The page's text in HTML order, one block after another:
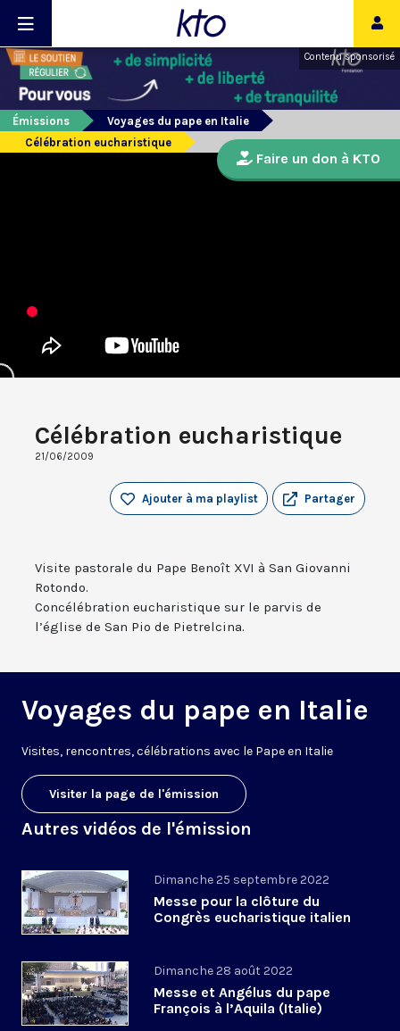
Contenu sponsorisé
Émissions
Voyages du pape en Italie
Célébration eucharistique
Célébration eucharistique
21/06/2009
Partager
Ajouter à ma playlist
Visite pastorale du Pape Benoît XVI à San Giovanni
Rotondo.
Concélébration eucharistique sur le parvis de
l’église de San Pio de Pietrelcina.
Voyages du pape en Italie
Visites, rencontres, célébrations avec le Pape en Italie
Visiter la page de l'émission
Autres vidéos de l'émission
Dimanche 25 septembre 2022
Messe pour la clôture du
Congrès eucharistique italien
Dimanche 28 août 2022
Messe et Angélus du pape
François à l’Aquila (Italie)
Faire un don à KTO